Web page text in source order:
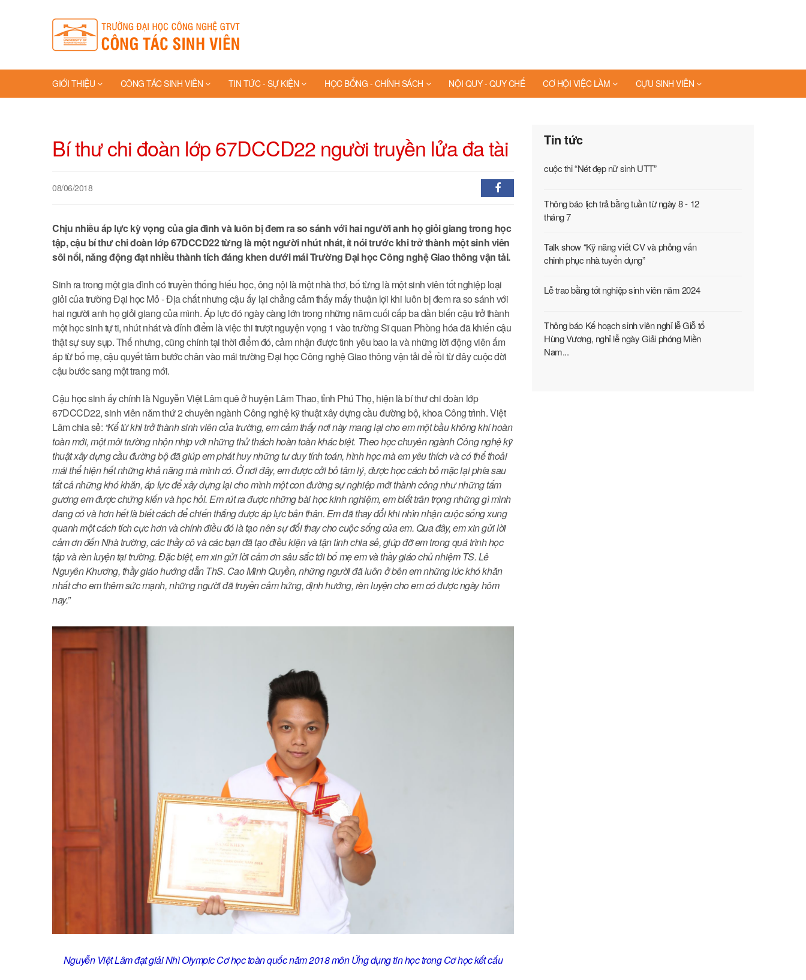
GIỚI THIỆU CÔNG TÁC SINH VIÊN TIN TỨC - SỰ KIỆN HỌC BỔNG - CHÍNH SÁCH NỘI QUY - QUY CHẾ CƠ HỘI VIỆC LÀM CỰU SINH VIÊN
Bí thư chi đoàn lớp 67DCCD22 người truyền lửa đa tài
08/06/2018
Chịu nhiều áp lực kỳ vọng của gia đình và luôn bị đem ra so sánh với hai người anh họ giỏi giang trong học
tập, cậu bí thư chi đoàn lớp 67DCCD22 từng là một người nhút nhát, ít nói trước khi trở thành một sinh viên
sôi nổi, năng động đạt nhiều thành tích đáng khen dưới mái Trường Đại học Công nghệ Giao thông vận tải.
Sinh ra trong một gia đình có truyền thống hiếu học, ông nội là một nhà thơ, bố từng là một sinh viên tốt nghiệp loại
giỏi của trường Đại học Mỏ - Địa chất nhưng cậu ấy lại chẳng cảm thấy mấy thuận lợi khi luôn bị đem ra so sánh với
hai người anh họ giỏi giang của mình. Áp lực đó ngày càng lớn trong những năm cuối cấp ba dần biến cậu trở thành
một học sinh tự ti, nhút nhát và đỉnh điểm là việc thi trượt nguyện vọng 1 vào trường Sĩ quan Phòng hóa đã khiến cậu
thật sự suy sụp. Thế nhưng, cũng chính tại thời điểm đó, cảm nhận được tình yêu bao la và những lời động viên ấm
áp từ bố mẹ, cậu quyết tâm bước chân vào mái trường Đại học Công nghệ Giao thông vận tải để rồi từ đây cuộc đời
cậu bước sang một trang mới.
Cậu học sinh ấy chính là Nguyễn Việt Lâm quê ở huyện Lâm Thao, tỉnh Phú Thọ, hiện là bí thư chi đoàn lớp
67DCCD22, sinh viên năm thứ 2 chuyên ngành Công nghệ kỹ thuật xây dựng cầu đường bộ, khoa Công trình. Việt
Lâm chia sẻ: “Kể từ khi trở thành sinh viên của trường, em cảm thấy nơi này mang lại cho em một bầu không khí hoàn
toàn mới, một môi trường nhộn nhịp với những thử thách hoàn toàn khác biệt. Theo học chuyên ngành Công nghệ kỹ
thuật xây dựng cầu đường bộ​ đã giúp em phát huy những tư duy tính toán, hình học mà em yêu thích và có thể thoải
mái thể hiện hết những khả năng mà mình có. Ở nơi đây, em được cởi bỏ tâm lý, được học cách bỏ mặc lại phía sau
tất cả những khó khăn, áp lực để xây dựng lại cho mình một con đường sự nghiệp mới thành công như những tấm
gương em được chứng kiến và học hỏi. Em rút ra được những bài học kinh nghiệm, em biết trân trọng những gì mình
đang có và hơn hết là biết cách để chiến thắng được áp lực bản thân. Em đã thay đổi khi nhìn nhận cuộc sống xung
quanh một cách tích cực hơn và chính điều đó là tạo nên sự đổi thay cho cuộc sống của em. Qua đây, em xin gửi lời
cảm ơn đến Nhà trường, các thầy cô và các bạn đã tạo điều kiện và tận tình chia sẻ, giúp đỡ em trong quá trình học
tập và rèn luyện tại trường. Đặc biệt, em xin gửi lời cảm ơn sâu sắc tới bố mẹ em và thầy giáo chủ nhiệm TS. Lê
Nguyên Khương, thầy giáo hướng dẫn ThS. Cao Minh Quyền, những người đã luôn ở bên em những lúc khó khăn
nhất cho em thêm sức mạnh, những người đã truyền cảm hứng, định hướng, rèn luyện cho em có được ngày hôm
nay.”
Nguyễn Việt Lâm đạt giải Nhì Olympic Cơ học toàn quốc năm 2018 môn Ứng dụng tin học trong Cơ học kết cấu
Tin tức
cuộc thi “Nét đẹp nữ sinh UTT”
Thông báo lịch trả bằng tuần từ ngày 8 - 12
tháng 7
Talk show “Kỹ năng viết CV và phỏng vấn
chinh phục nhà tuyển dụng”
Lễ trao bằng tốt nghiệp sinh viên năm 2024
Thông báo Kế hoạch sinh viên nghỉ lễ Giỗ tổ
Hùng Vương, nghỉ lễ ngày Giải phóng Miền
Nam...